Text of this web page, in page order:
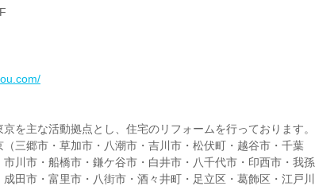
を主な活動拠点とし、住宅のリフォームを行っております。
三郷市・草加市・八潮市・吉川市・松伏町・越谷市・千葉
川市・船橋市・鎌ケ谷市・白井市・八千代市・印西市・我孫
田市・富里市・八街市・酒々井町・足立区・葛飾区・江戸川